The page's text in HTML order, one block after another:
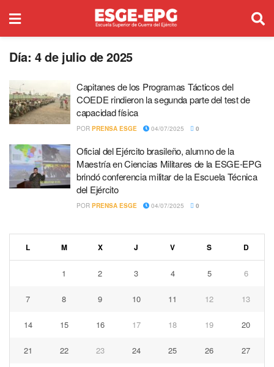
Día: 4 de julio de 2025
Capitanes de los Programas Tácticos del
COEDE rindieron la segunda parte del test de
capacidad física
POR PRENSA ESGE 04/07/2025 0
Oficial del Ejército brasileño, alumno de la
Maestría en Ciencias Militares de la ESGE-EPG
brindó conferencia militar de la Escuela Técnica
del Ejército
POR PRENSA ESGE 04/07/2025 0
L M X J V S D
1 2 3 4 5 6
7 8 9 10 11 12 13
14 15 16 17 18 19 20
21 22 23 24 25 26 27